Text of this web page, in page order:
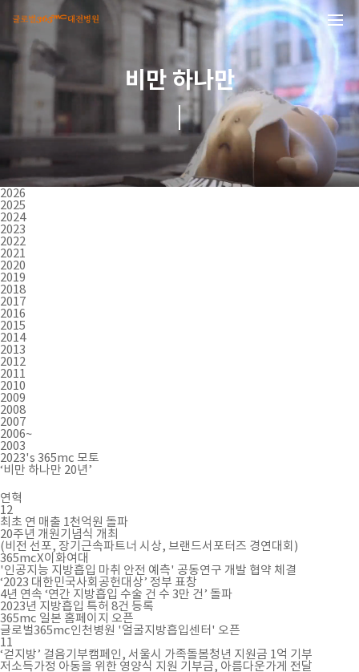
본문 바로가기
비만 하나만
2026
2025
2024
2023
2022
2021
2020
2019
2018
2017
2016
2015
2014
2013
2012
2011
2010
2009
2008
2007
2006~
2003
2023's 365mc 모토
‘비만 하나만 20년’
연혁
12
최초 연 매출 1천억원 돌파
20주년 개원기념식 개최
(비전 선포, 장기근속파트너 시상, 브랜드서포터즈 경연대회)
365mcX이화여대
'인공지능 지방흡입 마취 안전 예측' 공동연구 개발 협약 체결
‘2023 대한민국사회공헌대상’ 정부 표창
4년 연속 ‘연간 지방흡입 수술 건 수 3만 건’ 돌파
2023년 지방흡입 특허 8건 등록
365mc 일본 홈페이지 오픈
글로벌365mc인천병원 '얼굴지방흡입센터' 오픈
11
‘걷지방’ 걸음기부캠페인, 서울시 가족돌봄청년 지원금 1억 기부
저소득가정 아동을 위한 영양식 지원 기부금, 아름다운가게 전달